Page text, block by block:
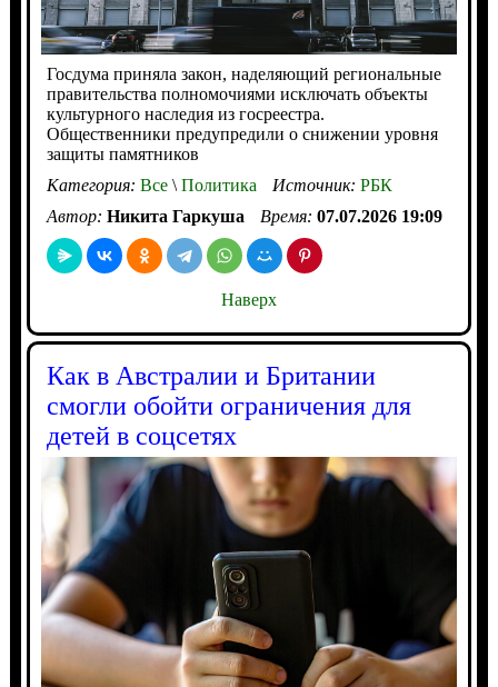
Госдума приняла закон, наделяющий региональные
правительства полномочиями исключать объекты
культурного наследия из госреестра.
Общественники предупредили о снижении уровня
защиты памятников
Категория: Все\Политика Источник: РБК
Автор: Никита Гаркуша Время: 07.07.2026 19:09
Наверх
Как в Австралии и Британии
смогли обойти ограничения для
детей в соцсетях